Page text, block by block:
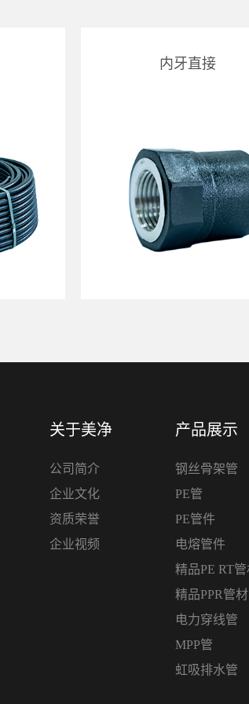
内牙直接
关于美净
公司简介
企业文化
资质荣誉
企业视频
产品展示
钢丝骨架管
PE管
PE管件
电熔管件
精品PE RT
精品PPR管
电力穿线管
MPP管
虹吸排水管